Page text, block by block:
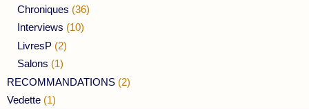
Chroniques (36)
Interviews (10)
LivresP (2)
Salons (1)
RECOMMANDATIONS (2)
Vedette (1)